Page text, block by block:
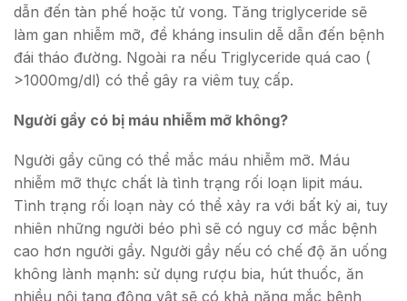
dẫn đến tàn phế hoặc tử vong. Tăng triglyceride sẽ
làm gan nhiễm mỡ, đề kháng insulin dễ dẫn đến bệnh
đái tháo đường. Ngoài ra nếu Triglyceride quá cao (
>1000mg/dl) có thể gây ra viêm tuỵ cấp.
Người gầy có bị máu nhiễm mỡ không?
Người gầy cũng có thể mắc máu nhiễm mỡ. Máu
nhiễm mỡ thực chất là tình trạng rối loạn lipit máu.
Tình trạng rối loạn này có thể xảy ra với bất kỳ ai, tuy
nhiên những người béo phì sẽ có nguy cơ mắc bệnh
cao hơn người gầy. Người gầy nếu có chế độ ăn uống
không lành mạnh: sử dụng rượu bia, hút thuốc, ăn
nhiều nội tạng động vật sẽ có khả năng mắc bệnh